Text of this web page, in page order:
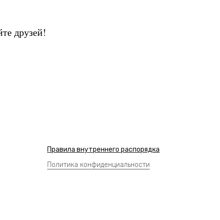
друзей!
Правила внутреннего распорядка
Политика конфиденциальности